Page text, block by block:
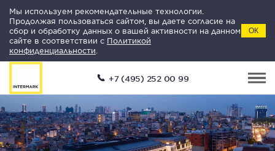
Мы используем рекомендательные технологии.
Продолжая пользоваться сайтом, вы даете согласие на
сбор и обработку данных о вашей активности на данном
сайте в соответствии с Политикой
конфиденциальности
ОК
+7 (495) 252 00 99